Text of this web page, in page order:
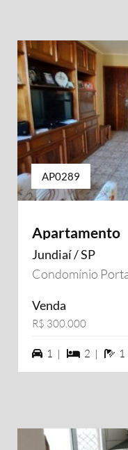
AP0289
Apartamento
Jundiaí / SP
Condomínio
Venda
R$ 300.000
1 vagas na garagem
1 | 22 | 1